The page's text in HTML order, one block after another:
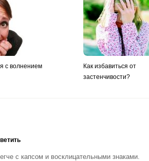
с волнением
Как избавиться от
застенчивости?
с капсом и восклицательными знаками.